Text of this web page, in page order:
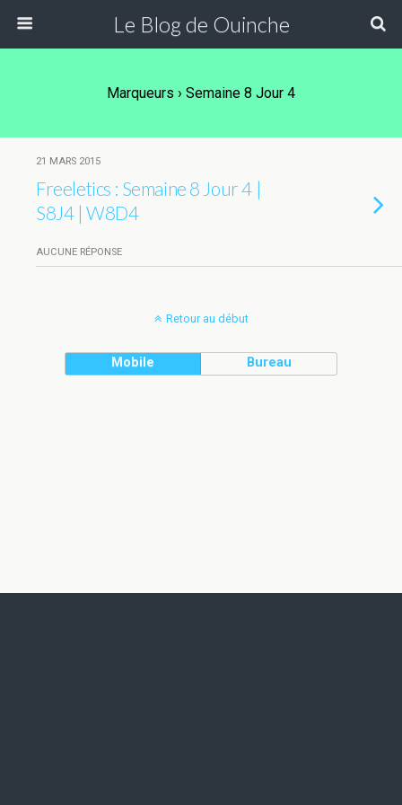
Le Blog de Ouinche
Marqueurs › Semaine 8 Jour 4
21 MARS 2015
Freeletics : Semaine 8 Jour 4 |
S8J4 | W8D4
AUCUNE RÉPONSE
Retour au début
Mobile Bureau